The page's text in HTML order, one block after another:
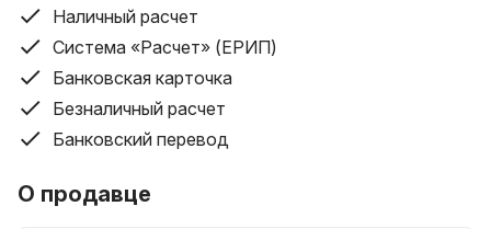
Наличный расчет
Система «Расчет» (ЕРИП)
Банковская карточка
Безналичный расчет
Банковский перевод
О продавце